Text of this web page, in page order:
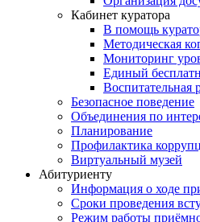
Кабинет куратора
В помощь
Методическая
Мониторинг
Единый
Воспитательная
Безопасное поведение
Объединения по
Планирование
Профилактика
Виртуальный музей
Абитуриенту
Информация о ходе
Сроки проведения
Режим работы